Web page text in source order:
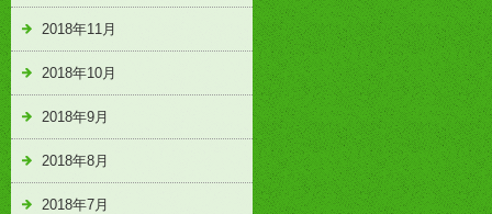
2018年11月
2018年10月
2018年9月
2018年8月
2018年7月